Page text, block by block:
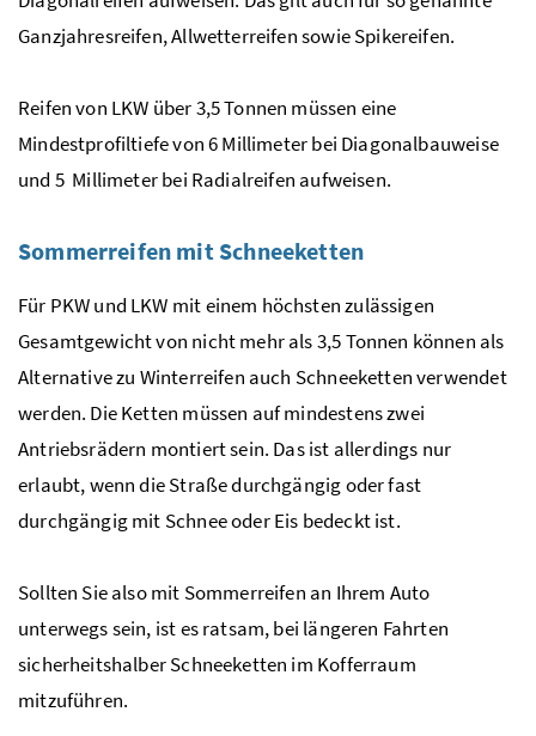
Ganzjahresreifen, Allwetterreifen sowieSpikereifen.
Reifen von LKW über 3,5 Tonnen müssen eine
Mindestprofiltiefe von 6 Millimeter bei Diagonalbauweise
und 5 Millimeter bei Radialreifen aufweisen.
Sommerreifen mit Schneeketten
Für PKWund LKW mit einem höchsten zulässigen
Gesamtgewicht von nicht mehr als 3,5 Tonnen können als
Alternative zu Winterreifen auch Schneeketten verwendet
werden. Die Ketten müssen auf mindestens zwei
Antriebsrädern montiert sein. Das ist allerdings nur
erlaubt, wenn die Straße durchgängig oder fast
durchgängig mit Schnee oder Eis bedeckt ist.
Sollten Sie also mit Sommerreifen an Ihrem Auto
unterwegs sein, ist es ratsam, bei längeren Fahrten
sicherheitshalber Schneeketten im Kofferraum
mitzuführen.